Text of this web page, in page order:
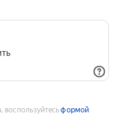
воспользуйтесьформой